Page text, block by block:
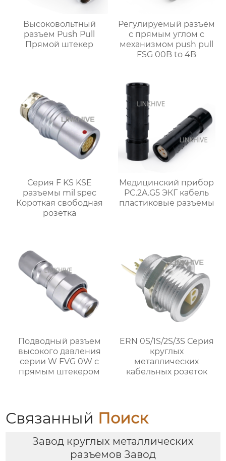
Высоковольтный
разъем Push Pull
Прямой штекер
Регулируемый разъём
с прямым углом с
механизмом push pull
FSG 00B to 4B
Серия F KS KSE
разъемы mil spec
Короткая свободная
розетка
Медицинский прибор
PC.2A.G5 ЭКГ кабель
пластиковые разъемы
Подводный разъем
высокого давления
серии W FVG 0W с
прямым штекером
ERN 0S/1S/2S/3S Серия
круглых
металлических
кабельных розеток
Связанный Поиск
Завод круглых металлических
разъемов Завод